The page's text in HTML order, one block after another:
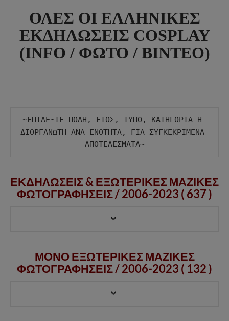
ΟΛΕΣ ΟΙ ΕΛΛΗΝΙΚΕΣ
ΕΚΔΗΛΩΣΕΙΣ COSPLAY
(INFO / ΦΩΤΟ / ΒΙΝΤΕΟ)
~ΕΠΙΛΕΞΤΕ ΠΟΛΗ, ΕΤΟΣ, ΤΥΠΟ, ΚΑΤΗΓΟΡΙΑ Η
ΔΙΟΡΓΑΝΩΤΗ ΑΝΑ ΕΝΟΤΗΤΑ, ΓΙΑ ΣΥΓΚΕΚΡΙΜΕΝΑ
ΑΠΟΤΕΛΕΣΜΑΤΑ~
ΕΚΔΗΛΩΣΕΙΣ & ΕΞΩΤΕΡΙΚΕΣ ΜΑΖΙΚΕΣ
ΦΩΤΟΓΡΑΦΗΣΕΙΣ /2006-2023 ( 637 )
ΜΟΝΟ ΕΞΩΤΕΡΙΚΕΣ ΜΑΖΙΚΕΣ
ΦΩΤΟΓΡΑΦΗΣΕΙΣ /2006-2023 ( 132 )